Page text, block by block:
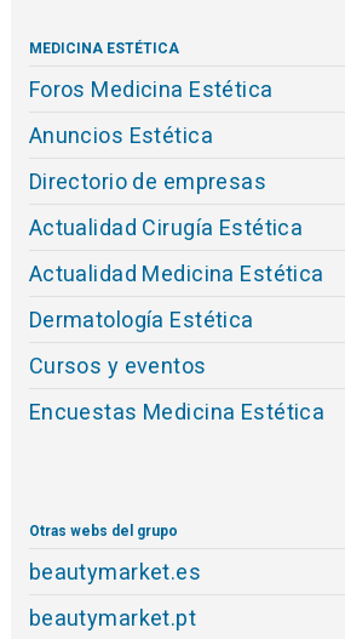
MEDICINA ESTÉTICA
Foros Medicina Estética
Anuncios Estética
Directorio de empresas
Actualidad Cirugía Estética
Actualidad Medicina Estética
Dermatología Estética
Cursos y eventos
Encuestas Medicina Estética
Otras webs del grupo
beautymarket.es
beautymarket.pt